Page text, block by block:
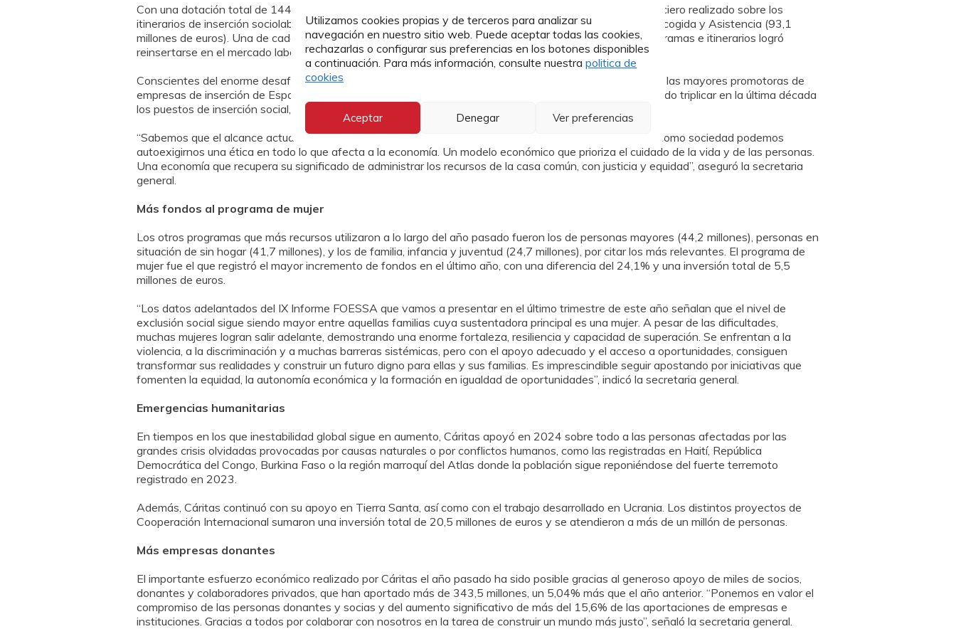
Utilizamos cookies propias y de terceros para analizar su
navegación en nuestro sitio web. Puede aceptar todas las cookies,
rechazarlas o configurar sus preferencias en los botones disponibles
a continuación. Para más información, consulte nuestra politica de
cookies
Aceptar Denegar Ver preferencias
Con una dotación total de 144,8 millones de euros (8 millones más que el año anterior), el esfuerzo financiero realizado sobre los
itinerarios de inserción sociolaboral y las empresas de inserción volvieron a superar a los programas de Acogida y Asistencia (93,1
millones de euros). Una de cada cinco personas que participó el año pasado en algunos de nuestros programas e itinerarios logró
reinsertarse en el mercado laboral.
Conscientes del enorme desafío, la red Cáritas ha logrado convertirse en los últimos diez años en una de las mayores promotoras de
empresas de inserción de España y un referente dentro de la economía social. Esta expansión ha permitido triplicar en la última década
los puestos de inserción social, que ya superan los 3.100.
“Sabemos que el alcance actual de estas iniciativas es insuficiente, casi testimonial, pero evidencia que como sociedad podemos
autoexigirnos una ética en todo lo que afecta a la economía. Un modelo económico que prioriza el cuidado de la vida y de las personas.
Una economía que recupera su significado de administrar los recursos de la casa común, con justicia y equidad”, aseguró la secretaria
general.
Más fondos al programa de mujer
Los otros programas que más recursos utilizaron a lo largo del año pasado fueron los de personas mayores (44,2 millones), personas en
situación de sin hogar (41,7 millones), y los de familia, infancia y juventud (24,7 millones), por citar los más relevantes. El programa de
mujer fue el que registró el mayor incremento de fondos en el último año, con una diferencia del 24,1% y una inversión total de 5,5
millones de euros.
“Los datos adelantados del IX Informe FOESSA que vamos a presentar en el último trimestre de este año señalan que el nivel de
exclusión social sigue siendo mayor entre aquellas familias cuya sustentadora principal es una mujer. A pesar de las dificultades,
muchas mujeres logran salir adelante, demostrando una enorme fortaleza, resiliencia y capacidad de superación. Se enfrentan a la
violencia, a la discriminación y a muchas barreras sistémicas, pero con el apoyo adecuado y el acceso a oportunidades, consiguen
transformar sus realidades y construir un futuro digno para ellas y sus familias. Es imprescindible seguir apostando por iniciativas que
fomenten la equidad, la autonomía económica y la formación en igualdad de oportunidades”, indicó la secretaria general.
Emergencias humanitarias
En tiempos en los que inestabilidad global sigue en aumento, Cáritas apoyó en 2024 sobre todo a las personas afectadas por las
grandes crisis olvidadas provocadas por causas naturales o por conflictos humanos, como las registradas en Haití, República
Democrática del Congo, Burkina Faso o la región marroquí del Atlas donde la población sigue reponiéndose del fuerte terremoto
registrado en 2023.
Además, Cáritas continuó con su apoyo en Tierra Santa, así como con el trabajo desarrollado en Ucrania. Los distintos proyectos de
Cooperación Internacional sumaron una inversión total de 20,5 millones de euros y se atendieron a más de un millón de personas.
Más empresas donantes
El importante esfuerzo económico realizado por Cáritas el año pasado ha sido posible gracias al generoso apoyo de miles de socios,
donantes y colaboradores privados, que han aportado más de 343,5 millones, un 5,04% más que el año anterior. “Ponemos en valor el
compromiso de las personas donantes y socias y del aumento significativo de más del 15,6% de las aportaciones de empresas e
instituciones. Gracias a todos por colaborar con nosotros en la tarea de construir un mundo más justo”, señaló la secretaria general.